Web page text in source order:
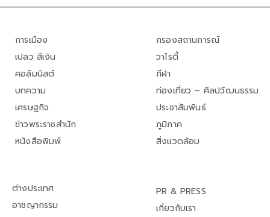
การเมือง
เปลว สีเงิน
คอลัมนิสต์
บทความ
เศรษฐกิจ
ข่าวพระราชสำนัก
หนังสือพิมพ์
กรองสถานการณ์
วาไรตี้
กีฬา
ท่องเที่ยว – ศิลปวัฒนธรรม
ประชาสัมพันธ์
ภูมิภาค
สิ่งแวดล้อม
ต่างประเทศ
อาชญากรรม
PR & PRESS
เกี่ยวกับเรา